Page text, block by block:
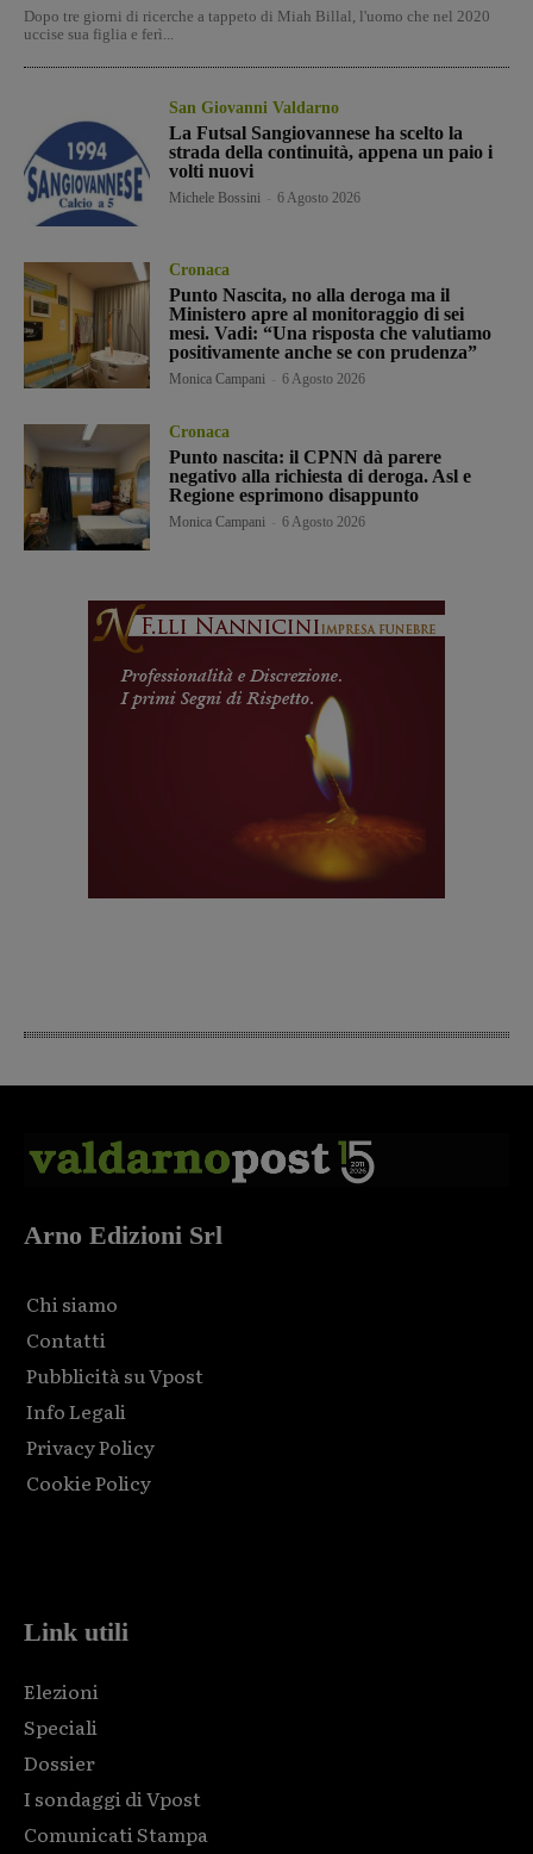
Dopo tre giorni di ricerche a tappeto di Miah Billal, l'uomo che nel 2020
uccise sua figlia e ferì...
San Giovanni Valdarno
La Futsal Sangiovannese ha scelto la
strada della continuità, appena un paio i
volti nuovi
Michele Bossini 6 Agosto 2026
Cronaca
Punto Nascita, no alla deroga ma il
Ministero apre al monitoraggio di sei
mesi. Vadi: “Una risposta che valutiamo
positivamente anche se con prudenza”
Monica Campani 6 Agosto 2026
Cronaca
Punto nascita: il CPNN dà parere
negativo alla richiesta di deroga. Asl e
Regione esprimono disappunto
Monica Campani 6 Agosto 2026
Arno Edizioni Srl
Chi siamo
Contatti
Pubblicità su Vpost
Info Legali
Privacy Policy
Cookie Policy
Link utili
Elezioni
Speciali
Dossier
I sondaggi di Vpost
Comunicati Stampa